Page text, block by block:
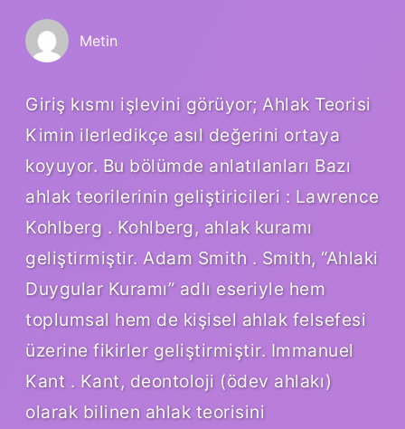
Metin
Giriş kısmı işlevini görüyor; Ahlak Teorisi
Kimin ilerledikçe asıl değerini ortaya
koyuyor. Bu bölümde anlatılanları Bazı
ahlak teorilerinin geliştiricileri : Lawrence
Kohlberg . Kohlberg, ahlak kuramı
geliştirmiştir. Adam Smith . Smith, “Ahlaki
Duygular Kuramı” adlı eseriyle hem
toplumsal hem de kişisel ahlak felsefesi
üzerine fikirler geliştirmiştir. Immanuel
Kant . Kant, deontoloji (ödev ahlakı)
olarak bilinen ahlak teorisini